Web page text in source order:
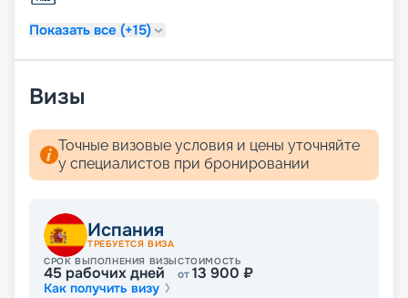
Подробное описание маршрутов, фото лайнера,
расписание круизов и цены на сезон 2026 - 2027
компании «Круиз.онлайн» можно не выходя из
Показать все (+15)
Визы
Точные визовые условия и цены уточняйте
у специалистов при бронировании
Испания
ТРЕБУЕТСЯ ВИЗА
СРОК ВЫПОЛНЕНИЯ ВИЗЫ
45 рабочих дней
СТОИМОСТЬ
от13 900 ₽
Как получить визу